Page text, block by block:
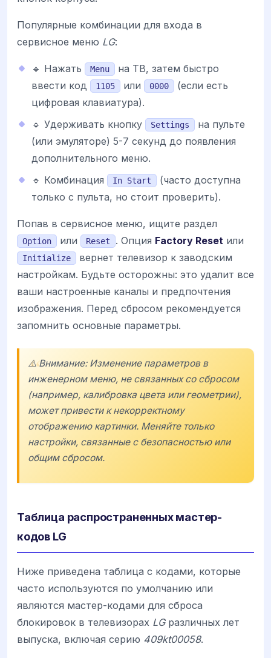
Популярные комбинации для входа в
сервисное меню LG:
🔹 Нажать Menu
на ТВ, затем быстро
ввести код
1105 или 0000
(если есть
цифровая клавиатура).
🔹 Удерживать кнопку
Settings
на пульте
(или эмуляторе) 5-7 секунд до появления
дополнительного меню.
🔹 Комбинация
In Start
(часто доступна
только с пульта, но стоит проверить).
Попав в сервисное меню, ищите раздел
Option или Reset . Опция Factory Reset или
Initialize
вернет телевизор к заводским
настройкам. Будьте осторожны: это удалит все
ваши настроенные каналы и предпочтения
изображения. Перед сбросом рекомендуется
запомнить основные параметры.
⚠️ Внимание: Изменение параметров в
инженерном меню, не связанных со сбросом
(например, калибровка цвета или геометрии),
может привести к некорректному
отображению картинки. Меняйте только
настройки, связанные с безопасностью или
общим сбросом.
Таблица распространенных мастер-
кодов LG
Ниже приведена таблица с кодами, которые
часто используются по умолчанию или
являются мастер-кодами для сброса
блокировок в телевизорах LGразличных лет
выпуска, включая серию 409kt00058.